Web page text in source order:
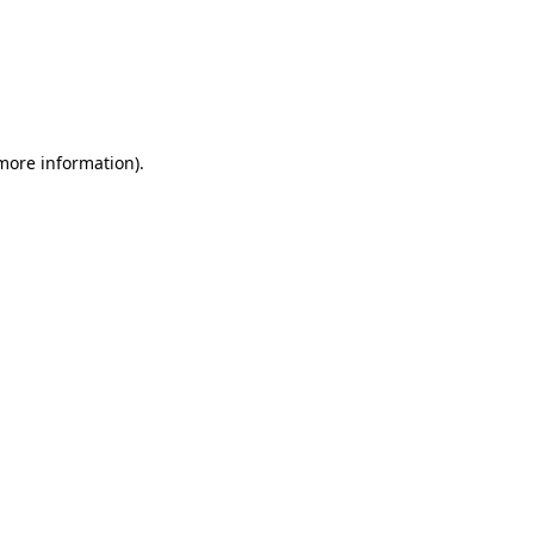
information).